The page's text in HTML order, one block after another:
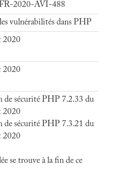
2020-AVI-488
vulnérabilités dans PHP
2020
2020
de sécurité PHP 7.2.33 du
2020
de sécurité PHP 7.3.21 du
2020
se trouve à la fin de ce